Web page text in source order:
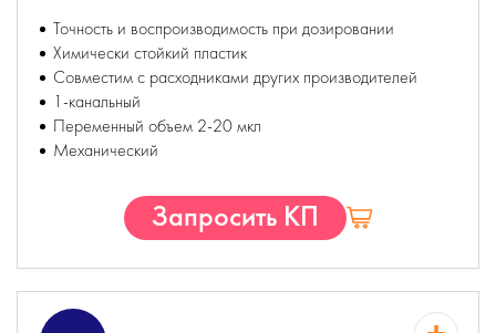
Точность и воспроизводимость при дозировании
Химически стойкий пластик
Совместим с расходниками других производителей
1-канальный
Переменный объем 2-20 мкл
Механический
Запросить КП